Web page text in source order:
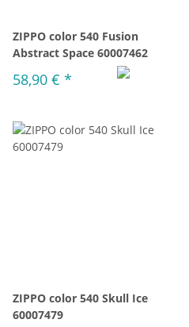
ZIPPO color 540 Fusion
Abstract Space 60007462
58,90 € *
ZIPPO color 540 Skull Ice
60007479